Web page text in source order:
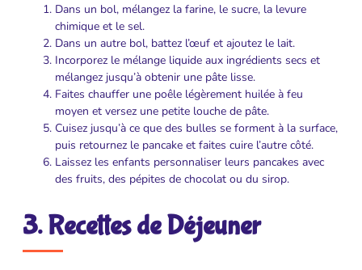
Dans un bol, mélangez la farine, le sucre, la levure
chimique et le sel.
Dans un autre bol, battez l’œuf et ajoutez le lait.
Incorporez le mélange liquide aux ingrédients secs et
mélangez jusqu’à obtenir une pâte lisse.
Faites chauffer une poêle légèrement huilée à feu
moyen et versez une petite louche de pâte.
Cuisez jusqu’à ce que des bulles se forment à la surface,
puis retournez le pancake et faites cuire l’autre côté.
Laissez les enfants personnaliser leurs pancakes avec
des fruits, des pépites de chocolat ou du sirop.
3. Recettes de Déjeuner